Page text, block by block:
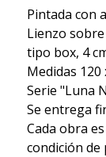
Pintada con
Lienzo
tipo box, 4
Medidas 120
Serie "Luna
Se entrega
Cada obra
condición de